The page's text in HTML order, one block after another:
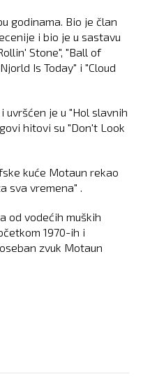
godinama. Bio je član
i bio je u sastavu
Stone", "Ball of
Is Today" i "Cloud
uvršćen je u "Hol slavnih
hitovi su "Don't Look
kuće Motaun rekao
sva vremena" .
od vodećih muških
1970-ih i
zvuk Motaun